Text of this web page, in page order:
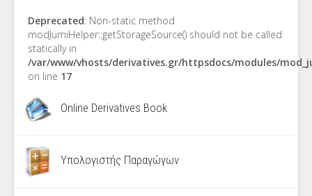
Deprecated: Non-static method
modJumiHelper::getStorageSource() should not be called
statically in
/var/www/vhosts/derivatives.gr/httpsdocs/modules/
on line 17
Online Derivatives Book
Υπολογιστής Παραγώγων